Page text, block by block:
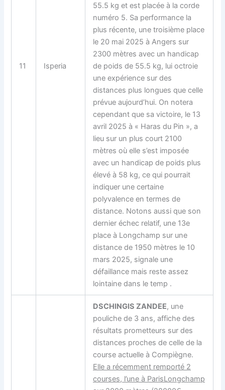
11 Isperia
55.5 kg et est placée à la corde
numéro 5. Sa performance la
plus récente, une troisième place
le 20 mai 2025 à Angers sur
2300 mètres avec un handicap
de poids de 55.5 kg, lui octroie
une expérience sur des
distances plus longues que celle
prévue aujourd’hui. On notera
cependant que sa victoire, le 13
avril 2025 à « Haras du Pin », a
lieu sur un plus court 2100
mètres où elle s’est imposée
avec un handicap de poids plus
élevé à 58 kg, ce qui pourrait
indiquer une certaine
polyvalence en termes de
distance. Notons aussi que son
dernier échec relatif, une 13e
place à Longchamp sur une
distance de 1950 mètres le 10
mars 2025, signale une
défaillance mais reste assez
lointaine dans le temp .
DSCHINGIS ZANDEE, une
pouliche de 3 ans, affiche des
résultats prometteurs sur des
distances proches de celle de la
course actuelle à Compiègne.
Elle a récemment remporté 2
courses, l’une à ParisLongchamp